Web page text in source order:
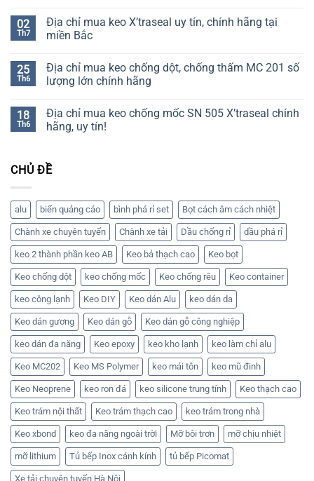
phối
chính
hãng,
Foam
Apollo
tại
bình
luận
ở
chịu
nhiệt
uy
công
trình
lớn
Đừng
bỏ
cung
cấp
này
02
Th7
Địa chỉ mua keo X’traseal uy tín, chính hãng tại
miền Bắc
bình
luận
ở
mua
keo
X’traseal
hãng
tại
25
Th6
Địa chỉ mua keo chống dột, chống thấm MC 201 số
lượng lớn chính hãng
bình
luận
ở
keo
chống
thấm
MC
201
số
lượng
lớn
chính
hãng
18
Th6
Địa chỉ mua keo chống mốc SN 505 X’traseal chính
hãng, uy tín!
luận
ở
mua
keo
chống
mốc
SN
505
X’traseal
chính
hãng,
uy
tín!
CHỦ ĐỀ
alu biển quảng cáo bình phá rỉ set Bọt cách âm cách nhiệt
Chành xe chuyên tuyến Chành xe tải Dầu chống rỉ dầu phá rỉ
keo 2 thành phần keo AB Keo bả thạch cao Keo bọt
Keo chống dột keo chống mốc Keo chống rêu Keo container
keo công lạnh Keo DIY Keo dán Alu keo dán da
Keo dán gương Keo dán gỗ Keo dán gỗ công nghiệp
keo dán đa năng Keo epoxy keo kho lạnh keo làm chỉ alu
Keo MC202 Keo MS Polymer keo mái tôn keo mũ đinh
Keo Neoprene keo ron đá keo silicone trung tính Keo thạch cao
Keo trám nội thất Keo trám thạch cao keo trám trong nhà
Keo xbond keo đa năng ngoài trời Mỡ bôi trơn mỡ chịu nhiệt
mỡ lithium Tủ bếp Inox cánh kính tủ bếp Picomat
Xe tải chuyên tuyến Hà Nội